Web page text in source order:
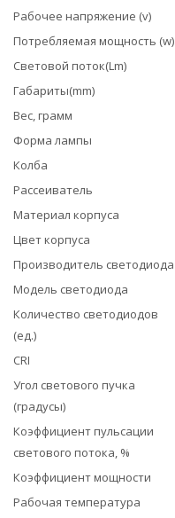
Рабочее напряжение (v)
Потребляемая мощность (w)
Световой поток(Lm)
Габариты(mm)
Вес, грамм
Форма лампы
Колба
Рассеиватель
Материал корпуса
Цвет корпуса
Производитель светодиода
Модель светодиода
Количество светодиодов
(ед.)
CRI
Угол светового пучка
(градусы)
Коэффициент пульсации
светового потока, %
Коэффициент мощности
Рабочая температура